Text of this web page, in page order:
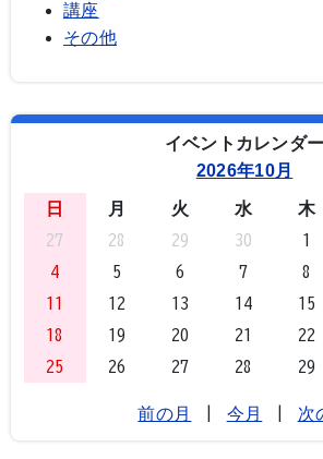
講座
その他
イベントカレンダー
2026年10月
日 月 火 水 木
27 28 29 30 1
4
5 6 7 8
11
12 13 14 15
18
19 20 21 22
25
26 27 28 29
前の月 今月 次